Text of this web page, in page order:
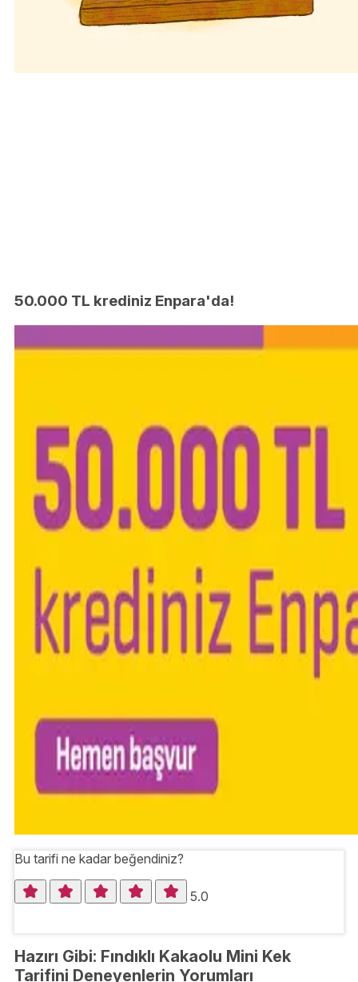
50.000 TL krediniz Enpara'da!
Bu tarifi ne kadar beğendiniz?
5.0
Hazırı Gibi: Fındıklı Kakaolu Mini Kek
Tarifini Deneyenlerin Yorumları